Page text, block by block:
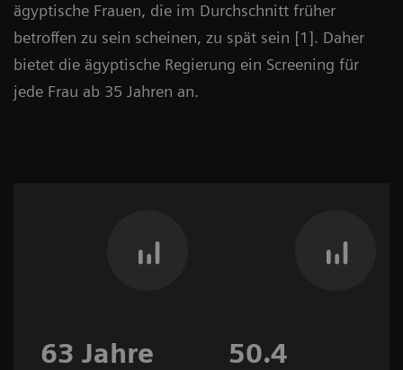
ägyptische Frauen, die im Durchschnitt früher
betroffen zu sein scheinen, zu spät sein [1]. Daher
bietet die ägyptische Regierung ein Screening für
jede Frau ab 35 Jahren an.
63 Jahre
50.4